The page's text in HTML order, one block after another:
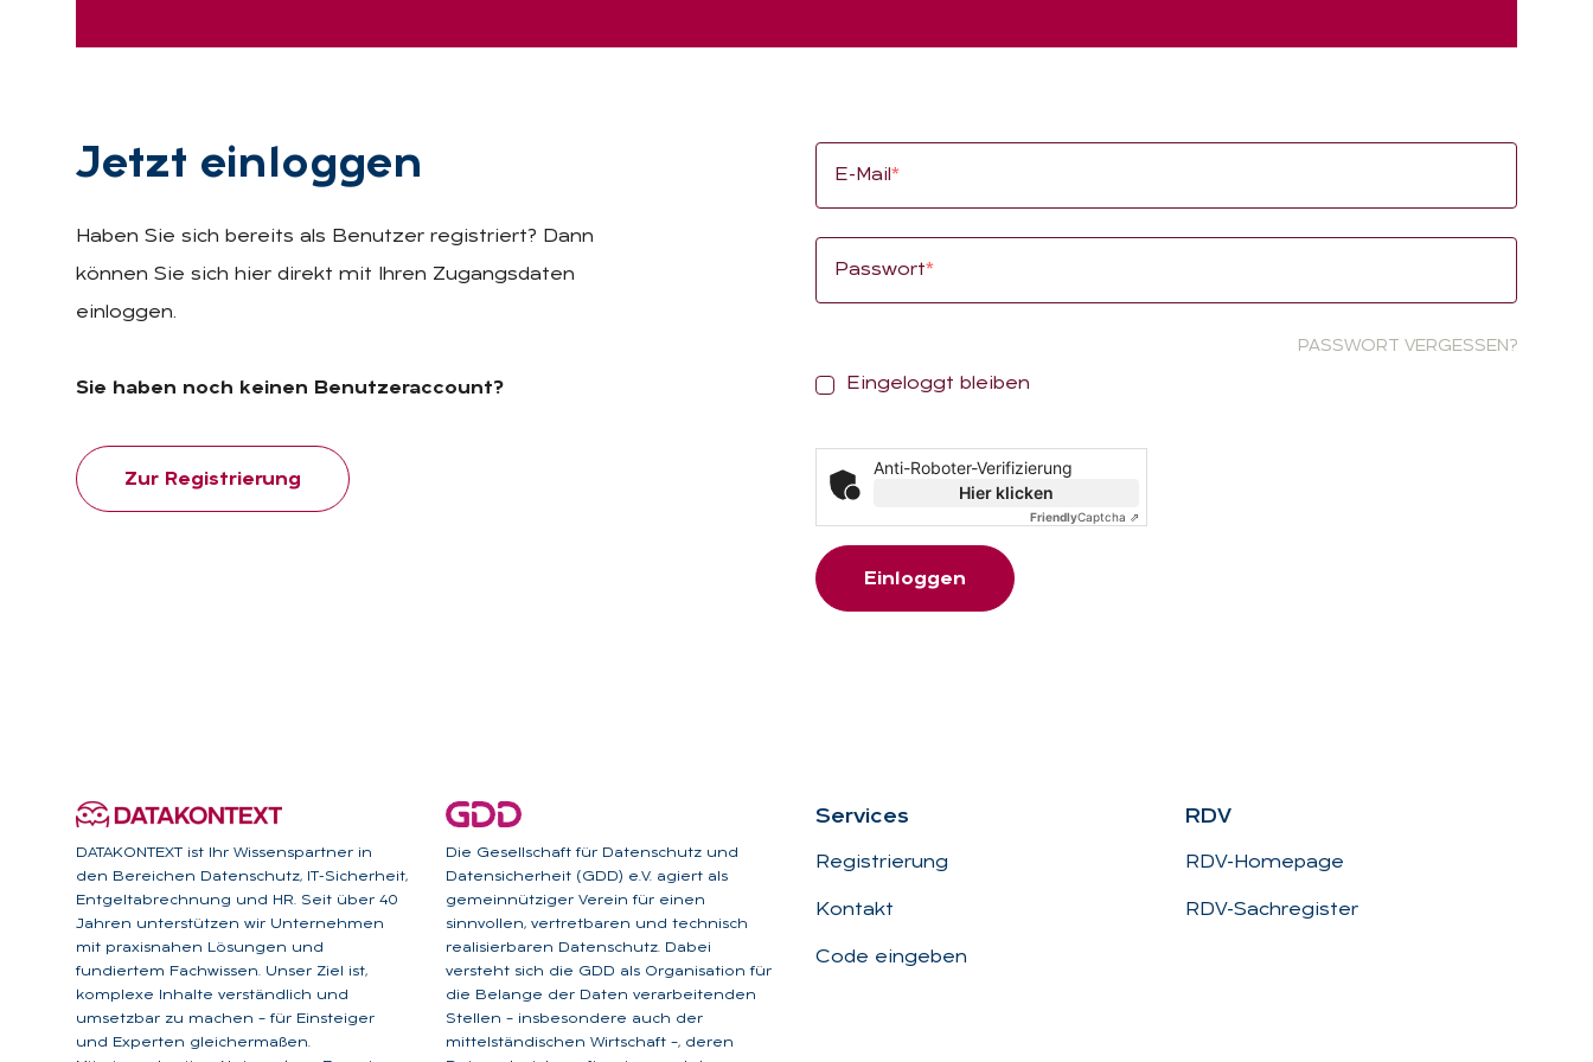
Jetzt ein­log­gen
Haben Sie sich bereits als Benutzer registriert? Dann
können Sie sich hier direkt mit Ihren Zugangsdaten
einloggen.
Sie haben noch keinen Benutzeraccount?
Zur Registrierung
E-Mail *
Passwort*
PASSWORT VERGESSEN?
E
l
o
g
e
Eingeloggt bleiben
Anti-Roboter-Verifizierung
Hier klicken
FriendlyCaptcha ⇗
Einloggen
DATAKONTEXT ist Ihr Wissenspartner in
den Bereichen Datenschutz, IT-Sicherheit,
Entgeltabrechnung und HR. Seit über 40
Jahren unterstützen wir Unternehmen
mit praxisnahen Lösungen und
fundiertem Fachwissen. Unser Ziel ist,
komplexe Inhalte verständlich und
umsetzbar zu machen – für Einsteiger
und Experten gleichermaßen.
Die Gesellschaft für Datenschutz und
Datensicherheit (GDD) e.V. agiert als
gemeinnütziger Verein für einen
sinnvollen, vertretbaren und technisch
realisierbaren Datenschutz. Dabei
versteht sich die GDD als Organisation für
die Belange der Daten verarbeitenden
Stellen – insbesondere auch der
mittelständischen Wirtschaft –, deren
Ser­vices
Registrierung
Kontakt
Code eingeben
RDV
RDV-Homepage
RDV-Sachregister